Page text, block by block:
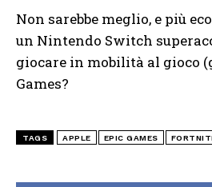
Non sarebbe meglio, e più
un Nintendo Switch
giocare in mobilità al gioco
Games?
TAGS APPLE EPIC GAMES